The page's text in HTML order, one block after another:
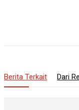
Berita Terkait Dari